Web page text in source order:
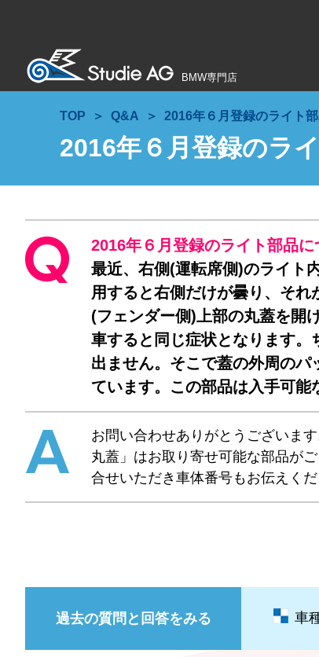
BMW専門店
TOP Q&A 2016年６月登録のライト
2016年６月登録のラ
2016年６月登録のライト部品に
最近、右側(運転席側)のライト
用すると右側だけが曇り、そ
(フェンダー側)上部の丸蓋を開
車すると同じ症状となります
出ません。そこで蓋の外周の
ています。この部品は入手可能
お問い合わせありがとうございま
丸蓋」はお取り寄せ可能な部品が
合せいただき車体番号もお伝えく
過去の質問と回答をみる 車